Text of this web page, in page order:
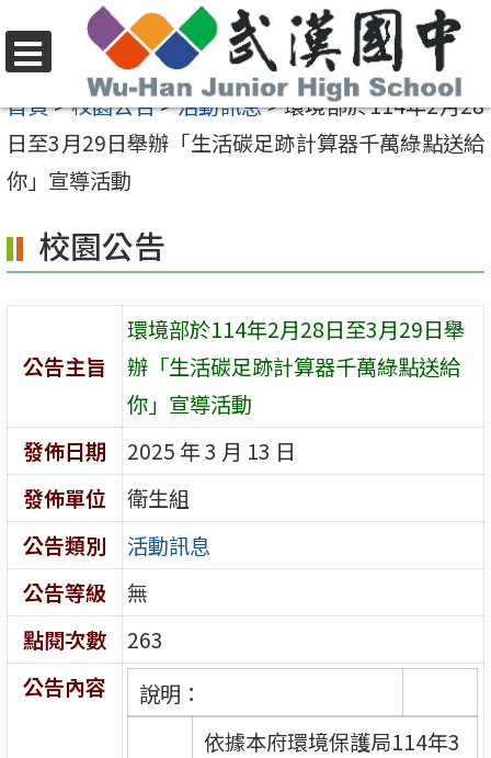
至
要
內
區
選
單
首頁>校園公告>活動訊息>環境部於114年2月28
日至3月29日舉辦「生活碳足跡計算器千萬綠點送給
你」宣導活動
校園公告
公告主旨
環境部於114年2月28日至3月29日舉
辦「生活碳足跡計算器千萬綠點送給
你」宣導活動
發佈日期
2025 年 3 月 13 日
發佈單位
衛生組
公告類別
活動訊息
公告等級
無
點閱次數
263
公告內容
說明：
依據本府環境保護局114年3